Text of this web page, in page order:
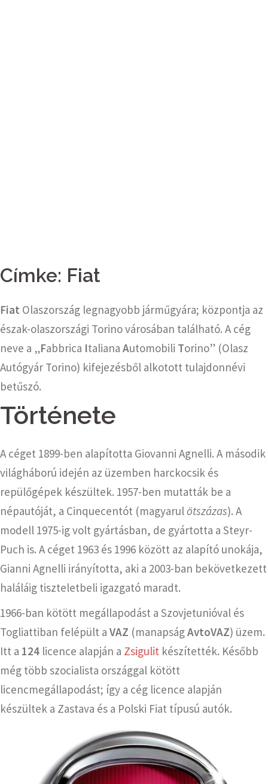
Címke: Fiat
Fiat Olaszország legnagyobb járműgyára; központja az
észak-olaszországi Torino városában található. A cég
neve a „Fabbrica Italiana Automobili Torino” (Olasz
Autógyár Torino) kifejezésből alkotott tulajdonnévi
betűszó.
Története
A céget 1899-ben alapította Giovanni Agnelli. A második
világháború idején az üzemben harckocsik és
repülőgépek készültek. 1957-ben mutatták be a
népautóját, a Cinquecentót (magyarulötszázas). A
modell 1975-ig volt gyártásban, de gyártotta a Steyr-
Puch is. A céget 1963 és 1996 között az alapító unokája,
Gianni Agnelli irányította, aki a 2003-ban bekövetkezett
haláláig tiszteletbeli igazgató maradt.
1966-ban kötött megállapodást a Szovjetunióval és
Togliattiban felépült a VAZ (manapságAvtoVAZ) üzem.
Itt a 124 licence alapján a Zsigulit készítették. Később
még több szocialista országgal kötött
licencmegállapodást; így a cég licence alapján
készültek a Zastava és a Polski Fiat típusú autók.